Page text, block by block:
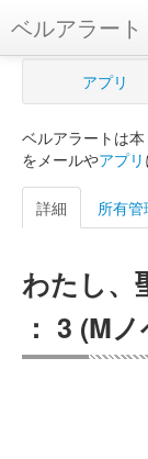
ベルアラート
ベルアラートとは
新規登録
ログイン
購入管理
Myシェルフ
アプリ
ベルアラートは
をメールやアプリ
詳細 所有管
わたし、
： 3 (M